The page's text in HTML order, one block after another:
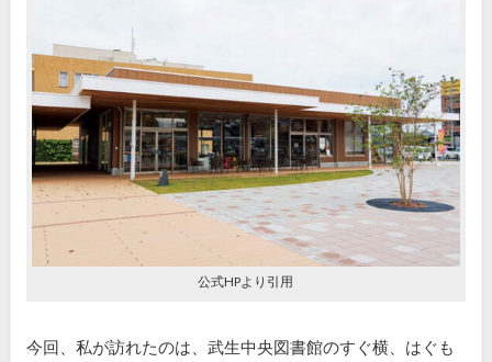
公式HPより引用
今回、私が訪れたのは、武生中央図書館のすぐ横、はぐも